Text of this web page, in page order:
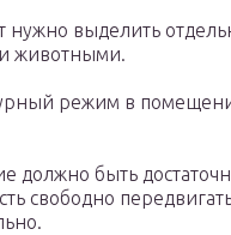
нужно выделить
животными.
режим в
должно быть
свободно